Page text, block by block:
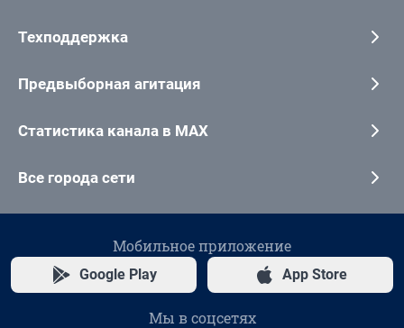
Техподдержка
Предвыборная агитация
Статистика канала в MAX
Все города сети
Мобильное приложение
Google Play App Store
Мы в соцсетях